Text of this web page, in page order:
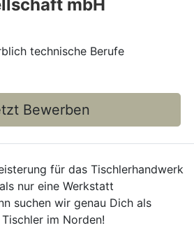
mbH
technische Berufe
Bewerben
für das Tischlerhandwerk
nur eine Werkstatt
suchen wir genau Dich als
im Norden!